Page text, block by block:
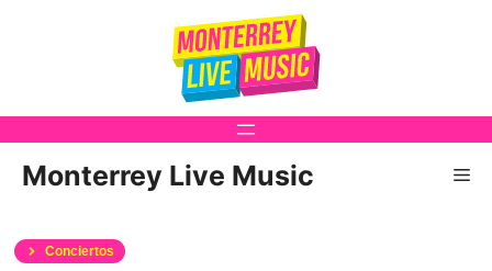
Monterrey Live Music
Conciertos